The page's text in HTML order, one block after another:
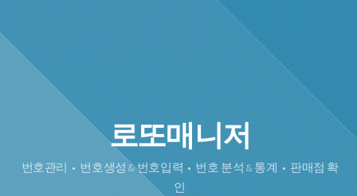
로또매니저
번호관리 • 번호생성 & 번호입력 • 번호 분석 & 통계 • 판매점 확
인